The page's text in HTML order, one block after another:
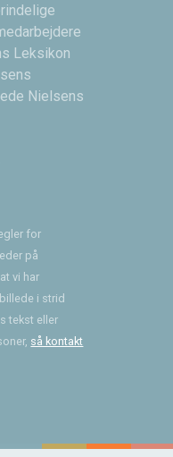
Leksikon
Nielsens
for
på
vi har
i strid
tekst eller
så kontakt